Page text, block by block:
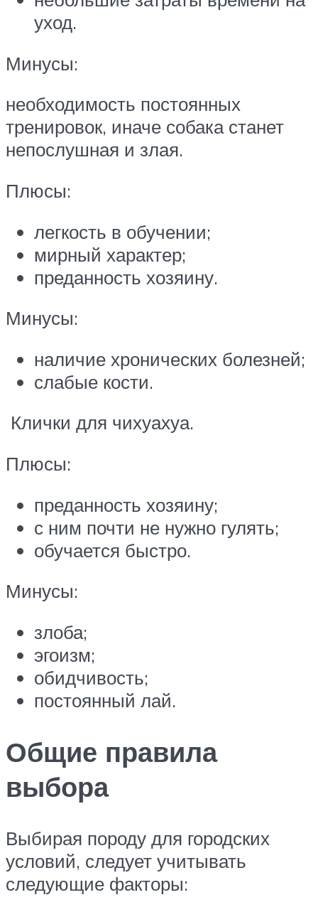
уход.
Минусы:
необходимость постоянных
тренировок, иначе собака станет
непослушная и злая.
Плюсы:
легкость в обучении;
мирный характер;
преданность хозяину.
Минусы:
наличие хронических болезней;
слабые кости.
Клички для чихуахуа.
Плюсы:
преданность хозяину;
с ним почти не нужно гулять;
обучается быстро.
Минусы:
злоба;
эгоизм;
обидчивость;
постоянный лай.
Общие правила
выбора
Выбирая породу для городских
условий, следует учитывать
следующие факторы: